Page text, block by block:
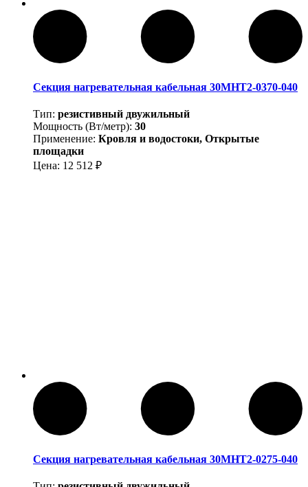
Секция нагревательная кабельная 30МНТ2-0370-040
Тип: резистивный двужильный
Мощность (Вт/метр): 30
Применение: Кровля и водостоки, Открытые
площадки
Цена: 12 512 ₽
Секция нагревательная кабельная 30МНТ2-0275-040